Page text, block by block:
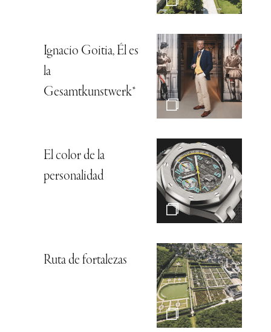
Ignacio Goitia, Él es
la
Gesamtkunstwerk*
El color de la
personalidad
Ruta de fortalezas